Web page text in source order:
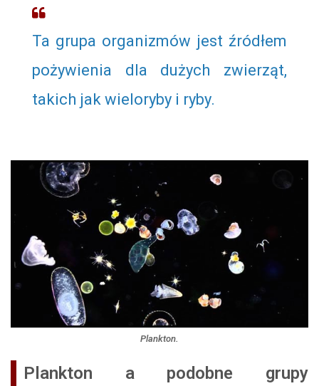
Ta grupa organizmów jest źródłem
pożywienia dla dużych zwierząt,
takich jak wieloryby i ryby.
Plankton.
Plankton a podobne grupy